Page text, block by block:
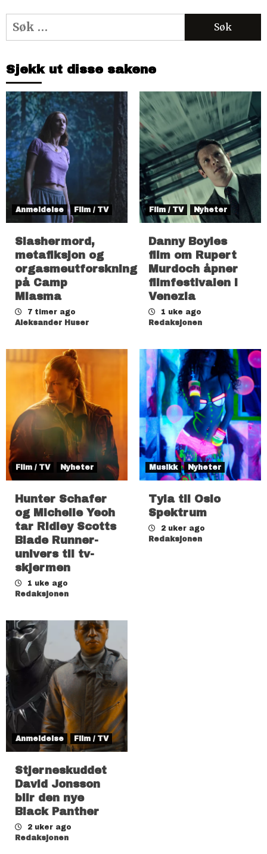
Søk
etter:
Sjekk ut disse sakene
Anmeldelse Film / TV
Slashermord,
metafiksjon og
orgasmeutforskning
på Camp
Miasma
7 timer ago
Aleksander Huser
Film / TV Nyheter
Danny Boyles
film om Rupert
Murdoch åpner
filmfestivalen i
Venezia
1 uke ago
Redaksjonen
Film / TV Nyheter
Hunter Schafer
og Michelle Yeoh
tar Ridley Scotts
Blade Runner-
univers til tv-
skjermen
1 uke ago
Redaksjonen
Musikk Nyheter
Tyla til Oslo
Spektrum
2 uker ago
Redaksjonen
Anmeldelse Film / TV
Stjerneskuddet
David Jonsson
blir den nye
Black Panther
2 uker ago
Redaksjonen